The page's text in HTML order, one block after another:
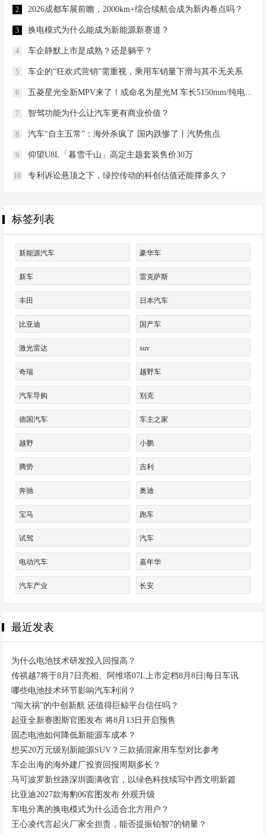
协"到"全员升舱" a.零重力座椅与过道
出便利性的矛盾，同时一、二排标配
10点按摩（可升级16点），实现同
2 2026成都车展前瞻，2000km+综合续航会成为新内卷点吗？
3 换电模式为什么能成为新能源新赛道？
4 车企静默上市是成熟？还是躺平？
5 车企的“狂欢式营销”需重视，乘用车销量下滑与其不无关系
6 五菱星光全新MPV来了！或命名为星光M 车长5150mm/纯电续航170km
7 智驾功能为什么让汽车更有商业价值？
8 汽车“自主五常”：海外杀疯了 国内跌惨了丨汽势焦点
9 仰望U8L「暮雪千山」高定主题套装售价30万
10 专利诉讼悬顶之下，绿控传动的科创估值还能撑多久？
标签列表
新能源汽车 豪华车
新车 雷克萨斯
丰田 日本汽车
比亚迪 国产车
激光雷达 suv
奇瑞 越野车
汽车导购 别克
德国汽车 车主之家
越野 小鹏
腾势 吉利
奔驰 奥迪
宝马 跑车
试驾 汽车
电动汽车 嘉年华
汽车产业 长安
最近发表
为什么电池技术研发投入回报高？
传祺越7将于8月7日亮相、阿维塔07L上市定档8月8日|每日车讯
哪些电池技术环节影响汽车利润？
“闯大祸”的中创新航 还值得巨鲸平台信任吗？
起亚全新赛图斯官图发布 将8月13日开启预售
固态电池如何降低新能源车成本？
想买20万元级别新能源SUV？三款插混家用车型对比参考
车企出海的海外建厂投资回报周期多长？
马可波罗新丝路深圳圆满收官，以绿色科技续写中西文明新篇
比亚迪2027款海豹06官图发布 外观升级
车电分离的换电模式为什么适合北方用户？
王心凌代言起火厂家全担责，能否提振铂智7的销量？